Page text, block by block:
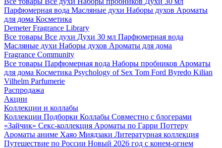
Парфюмерная вода Масляные духи Наборы духов Ароматы
для дома Косметика
Demeter Fragrance Library
Все товары Все духи Духи 30 мл Парфюмерная вода
Масляные духи Наборы духов Ароматы для дома
Fragrance Community
Все товары Парфюмерная вода Наборы пробников Ароматы
для дома Косметика Psychology of Sex Tom Ford Byredo Kilian
Vilhelm Parfumerie
Распродажа
Акции
Коллекции и коллабы
Коллекции Подборки Коллабы Совместно с блогерами
«Зайчик» Секс-коллекция Ароматы по Гарри Поттеру
Ароматы аниме Хаяо Миядзаки Литературная коллекция
Путешествие по России Новый 2026 год с конем-огнем